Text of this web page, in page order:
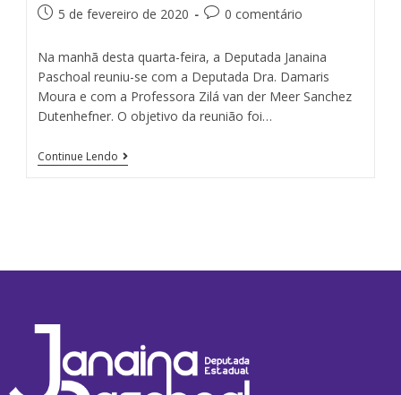
5 de fevereiro de 2020 0 comentário
Na manhã desta quarta-feira, a Deputada Janaina
Paschoal reuniu-se com a Deputada Dra. Damaris
Moura e com a Professora Zilá van der Meer Sanchez
Dutenhefner. O objetivo da reunião foi…
Continue Lendo